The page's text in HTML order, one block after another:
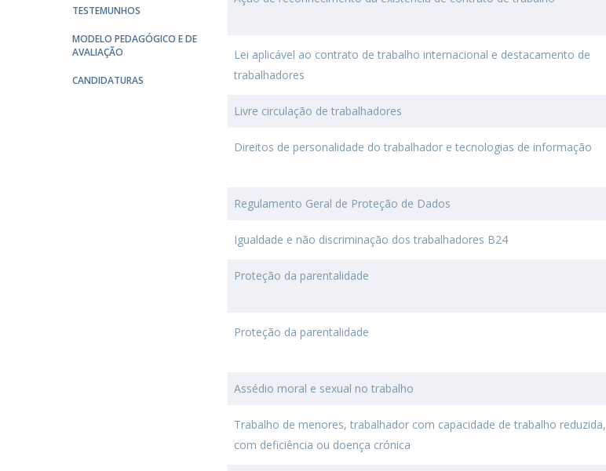
TESTEMUNHOS
MODELO PEDAGÓGICO E DE
AVALIAÇÃO
CANDIDATURAS
Lei aplicável ao contrato de trabalho internacional e destacamento de
trabalhadores
Livre circulação de trabalhadores
Direitos de personalidade do trabalhador e tecnologias de informação
Regulamento Geral de Proteção de Dados
Igualdade e não discriminação dos trabalhadores B24
Proteção da parentalidade
Proteção da parentalidade
Assédio moral e sexual no trabalho
Trabalho de menores, trabalhador com capacidade de trabalho reduzida,
com deficiência ou doença crónica